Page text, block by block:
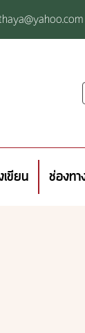
ขียน ช่องท